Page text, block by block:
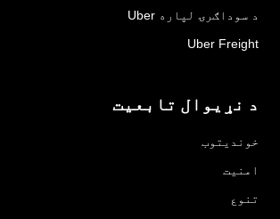
د سوداګرۍ لپاره Uber
Uber Freight
د نړیوال تابعیت
خوندیتوب
امنیت
تنوع